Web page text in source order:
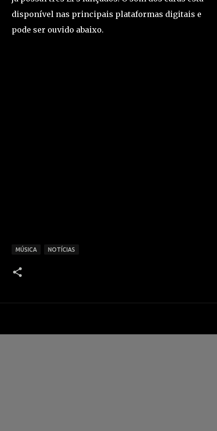
disponível nas principais plataformas digitais e
pode ser ouvido abaixo.
MÚSICA NOTÍCIAS